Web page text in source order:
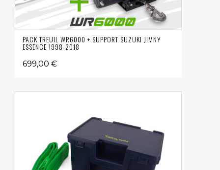
PACK TREUIL WR6000 + SUPPORT SUZUKI JIMNY
ESSENCE 1998-2018
699,00 €